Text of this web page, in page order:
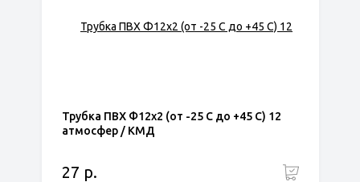
Трубка ПВХ Ф12х2 (от -25 С до +45 С) 12
атмосфер / КМД
27 р.